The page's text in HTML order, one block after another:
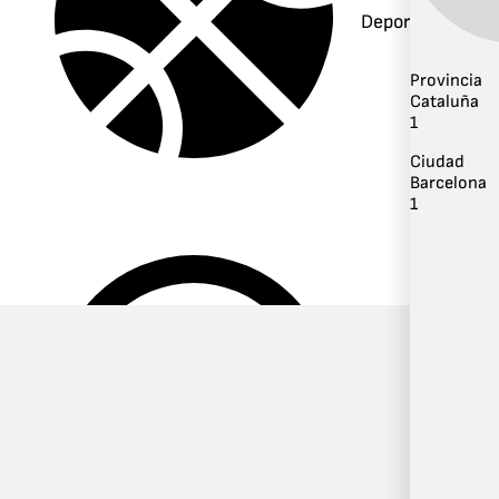
Deportes
Provincia
Cataluña
1
Ciudad
Barcelona
1